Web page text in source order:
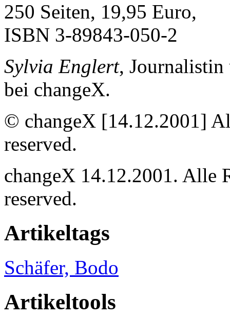
250 Seiten, 19,95 Euro,
ISBN 3-89843-050-2
Sylvia Englert, Journalistin
bei changeX.
© changeX [14.12.2001]
reserved.
changeX 14.12.2001. Alle
reserved.
Artikeltags
Schäfer, Bodo
Artikeltools